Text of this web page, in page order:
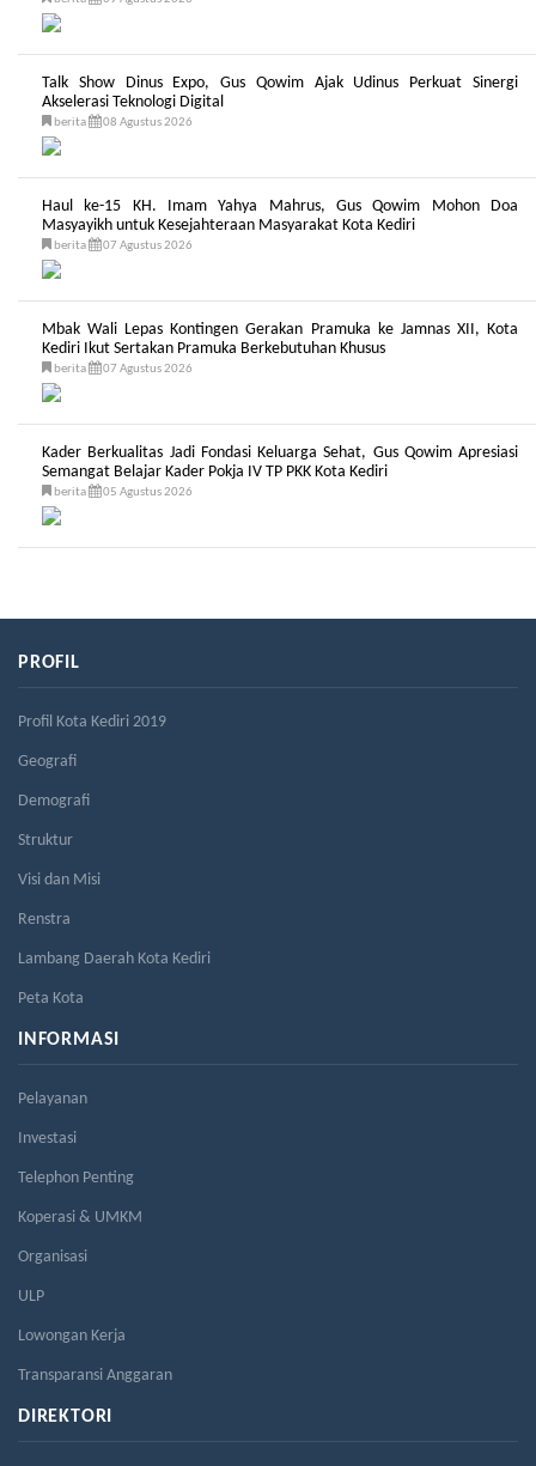
Talk Show Dinus Expo, Gus Qowim Ajak Udinus Perkuat Sinergi
Akselerasi Teknologi Digital
berita 08 Agustus 2026
Haul ke-15 KH. Imam Yahya Mahrus, Gus Qowim Mohon Doa
Masyayikh untuk Kesejahteraan Masyarakat Kota Kediri
berita 07 Agustus 2026
Mbak Wali Lepas Kontingen Gerakan Pramuka ke Jamnas XII, Kota
Kediri Ikut Sertakan Pramuka Berkebutuhan Khusus
berita 07 Agustus 2026
Kader Berkualitas Jadi Fondasi Keluarga Sehat, Gus Qowim Apresiasi
Semangat Belajar Kader Pokja IV TP PKK Kota Kediri
berita 05 Agustus 2026
PROFIL
Profil Kota Kediri 2019
Geografi
Demografi
Struktur
Visi dan Misi
Renstra
Lambang Daerah Kota Kediri
Peta Kota
INFORMASI
Pelayanan
Investasi
Telephon Penting
Koperasi & UMKM
Organisasi
ULP
Lowongan Kerja
Transparansi Anggaran
DIREKTORI